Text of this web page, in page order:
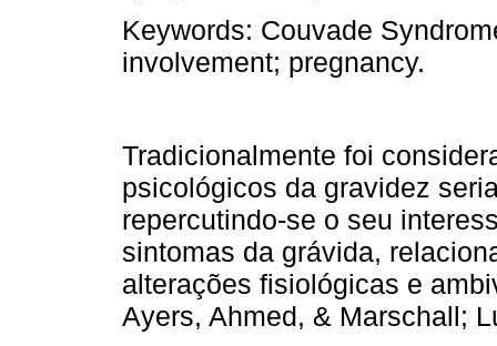
Keywords: Couvade
involvement; pregnancy.
Tradicionalmente foi
psicológicos da gra­videz
repercutindo-se o seu
sintomas da grávida,
alterações fisiológicas e
Ayers, Ahmed, & Marschall;